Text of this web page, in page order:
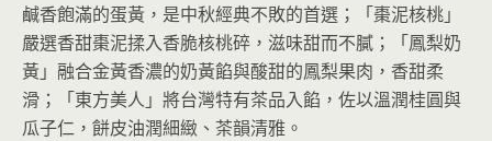
鹹香飽滿的蛋黃，是中秋經典不敗的首選；「棗泥核桃」
嚴選香甜棗泥揉入香脆核桃碎，滋味甜而不膩；「鳳梨奶
黃」融合金黃香濃的奶黃餡與酸甜的鳳梨果肉，香甜柔
滑；「東方美人」將台灣特有茶品入餡，佐以溫潤桂圓與
瓜子仁，餅皮油潤細緻、茶韻清雅。